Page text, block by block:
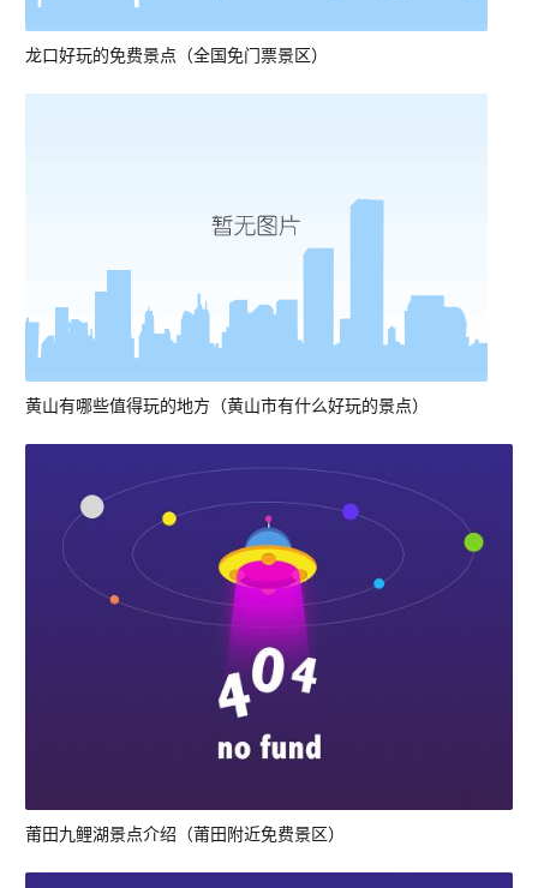
龙口好玩的免费景点（全国免门票景区）
黄山有哪些值得玩的地方（黄山市有什么好玩的景点）
莆田九鲤湖景点介绍（莆田附近免费景区）